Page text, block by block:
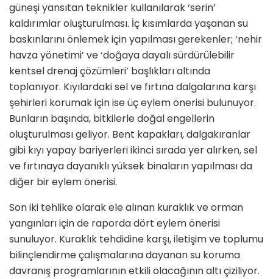
güneşi yansıtan teknikler kullanılarak ‘serin’
kaldırımlar oluşturulması. İç kısımlarda yaşanan su
baskınlarını önlemek için yapılması gerekenler; ‘nehir
havza yönetimi’ ve ‘doğaya dayalı sürdürülebilir
kentsel drenaj çözümleri’ başlıkları altında
toplanıyor. Kıyılardaki sel ve fırtına dalgalarına karşı
şehirleri korumak için ise üç eylem önerisi bulunuyor.
Bunların başında, bitkilerle doğal engellerin
oluşturulması geliyor. Bent kapakları, dalgakıranlar
gibi kıyı yapay bariyerleri ikinci sırada yer alırken, sel
ve fırtınaya dayanıklı yüksek binaların yapılması da
diğer bir eylem önerisi.
Son iki tehlike olarak ele alınan kuraklık ve orman
yangınları için de raporda dört eylem önerisi
sunuluyor. Kuraklık tehdidine karşı, iletişim ve toplumu
bilinçlendirme çalışmalarına dayanan su koruma
davranış programlarının etkili olacağının altı çiziliyor.